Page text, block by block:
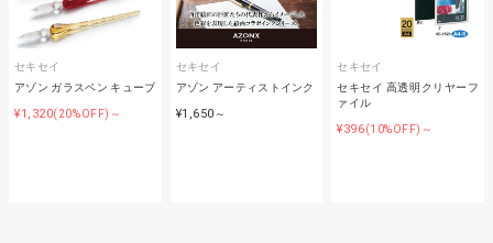
セキセイ
アゾン ガラスペン キューブ
¥1,320(20%OFF)～
セキセイ
アゾン アーティストインク
¥1,650 ～
セキセイ
セキセイ 高透明クリヤーフ
ァイル
¥396(10%OFF)～